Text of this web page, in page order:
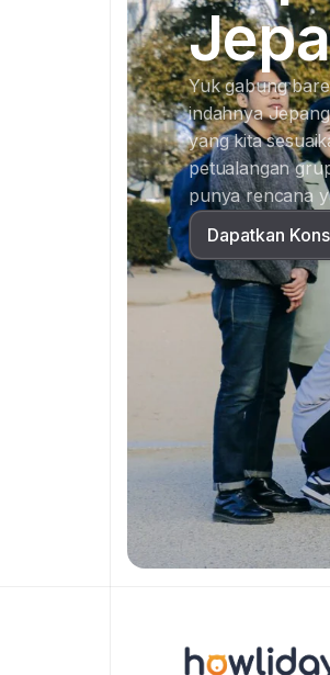
Yuk gabung
indahnya
yang kita
petualangan
punya rencana
Dapatkan